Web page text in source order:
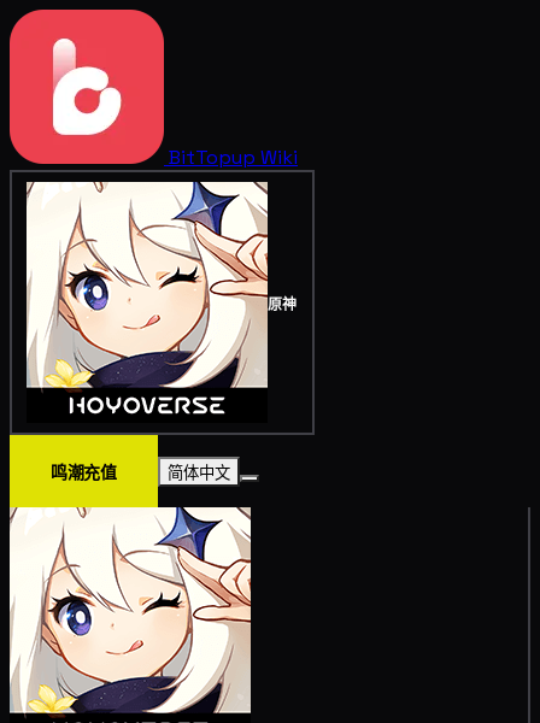
BitTopup Wiki
原神
鸣潮充值 简体中文